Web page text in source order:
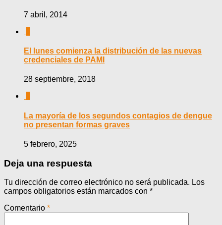
7 abril, 2014
El lunes comienza la distribución de las nuevas
credenciales de PAMI
28 septiembre, 2018
La mayoría de los segundos contagios de dengue
no presentan formas graves
5 febrero, 2025
Deja una respuesta
Tu dirección de correo electrónico no será publicada. Los
campos obligatorios están marcados con *
Comentario *